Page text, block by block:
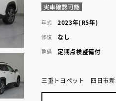
年式 2023年(R5年)
修復 なし
整備 定期点検整備付
三重トヨペット 四日市新